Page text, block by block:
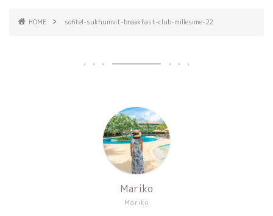
HOME sofitel-sukhumvit-breakfast-club-millesime-22
Mariko
Mariko